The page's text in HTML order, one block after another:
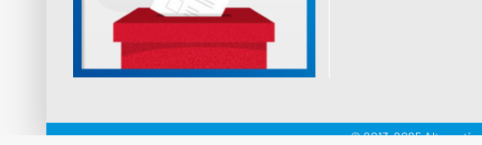
© 2013-2025